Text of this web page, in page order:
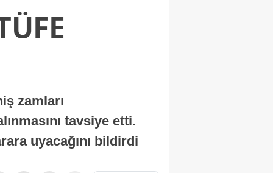
zamları
tavsiye etti.
uyacağını bildirdi